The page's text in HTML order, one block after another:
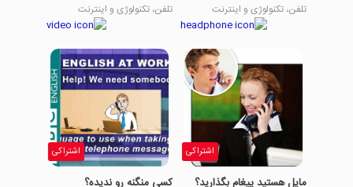
تلفن، تکنولوژی و اینترنت تلفن، تکنولوژی و اینترنت
اشتراکی
مایل هستید پیغام بگذارید؟
اشتراکی
کسی منگنه رو ندیده؟